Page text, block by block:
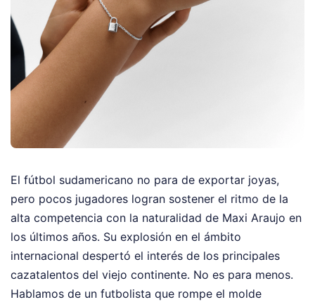
El fútbol sudamericano no para de exportar joyas,
pero pocos jugadores logran sostener el ritmo de la
alta competencia con la naturalidad de Maxi Araujo en
los últimos años. Su explosión en el ámbito
internacional despertó el interés de los principales
cazatalentos del viejo continente. No es para menos.
Hablamos de un futbolista que rompe el molde